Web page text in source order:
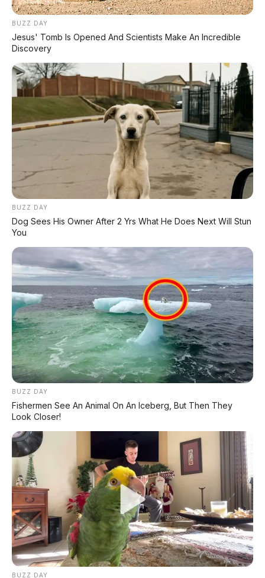
BUZZ DAY
Jesus' Tomb Is Opened And Scientists Make An Incredible
Discovery
BUZZ DAY
Dog Sees His Owner After 2 Yrs What He Does Next Will Stun
You
BUZZ DAY
Fishermen See An Animal On An Iceberg, But Then They
Look Closer!
BUZZ DAY